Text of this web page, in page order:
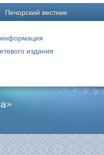
Печорский вестник
издания